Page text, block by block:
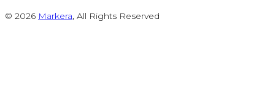
© 2026 Markera, All Rights Reserved